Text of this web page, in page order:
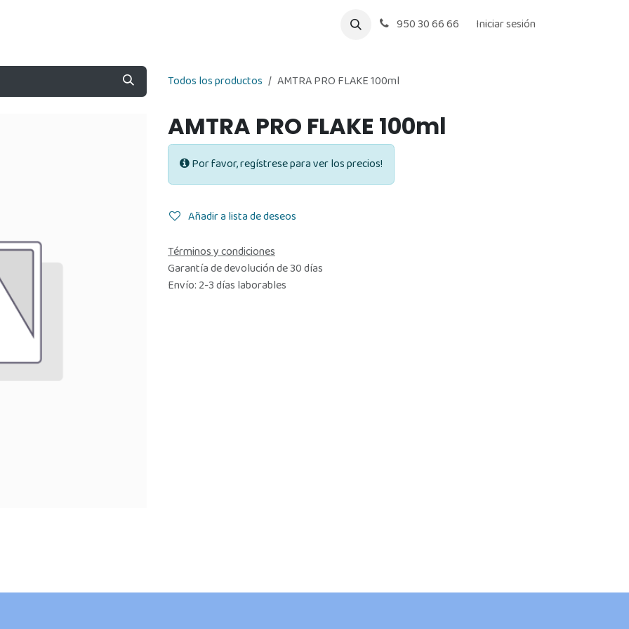
950 30 66 66 Iniciar sesión
Todos los productos AMTRA PRO FLAKE 100ml
AMTRA PRO FLAKE 100ml
Por favor, regístrese para ver los precios!
Añadir a lista de deseos
Términos y condiciones
Garantía de devolución de 30 días
Envío: 2-3 días laborables